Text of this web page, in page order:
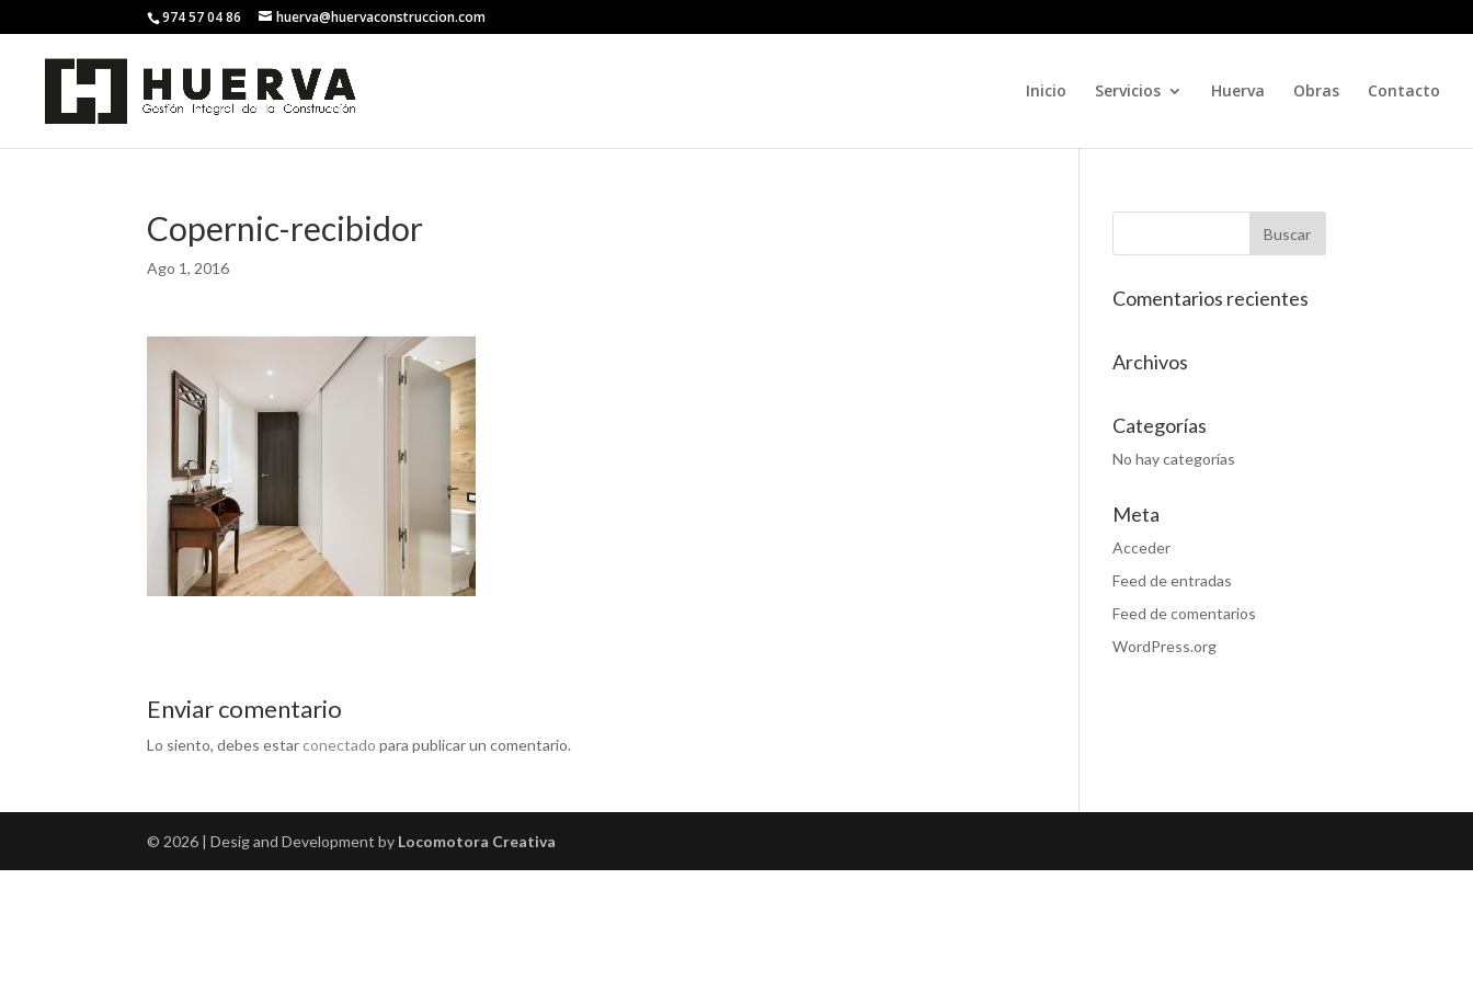
974 57 04 86 huerva@huervaconstruccion.com
Inicio Servicios Huerva Obras Contacto
Copernic-recibidor
Ago 1, 2016
Enviar comentario
Lo siento, debes estarconectado para publicar un comentario.
Comentarios recientes
Archivos
Categorías
No hay categorías
Meta
Acceder
Feed de entradas
Feed de comentarios
WordPress.org
© 2026 | Desig and Development by Locomotora Creativa